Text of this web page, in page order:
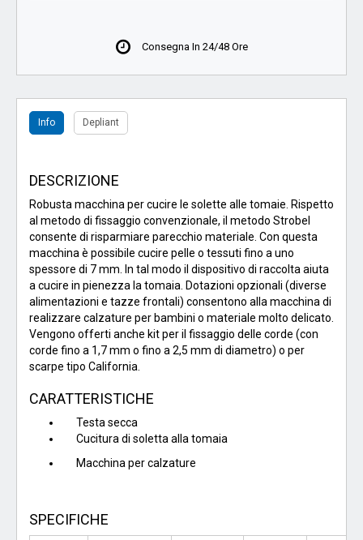
Consegna In 24/48 Ore
Info Depliant
DESCRIZIONE
Robusta macchina per cucire le solette alle tomaie. Rispetto
al metodo di fissaggio convenzionale, il metodo Strobel
consente di risparmiare parecchio materiale. Con questa
macchina è possibile cucire pelle o tessuti fino a uno
spessore di 7 mm. In tal modo il dispositivo di raccolta aiuta
a cucire in pienezza la tomaia. Dotazioni opzionali (diverse
alimentazioni e tazze frontali) consentono alla macchina di
realizzare calzature per bambini o materiale molto delicato.
Vengono offerti anche kit per il fissaggio delle corde (con
corde fino a 1,7 mm o fino a 2,5 mm di diametro) o per
scarpe tipo California.
CARATTERISTICHE
Testa secca
Cucitura di soletta alla tomaia
Macchina per calzature
SPECIFICHE